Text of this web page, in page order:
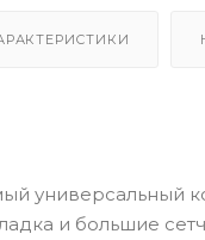
универсальный
и большие